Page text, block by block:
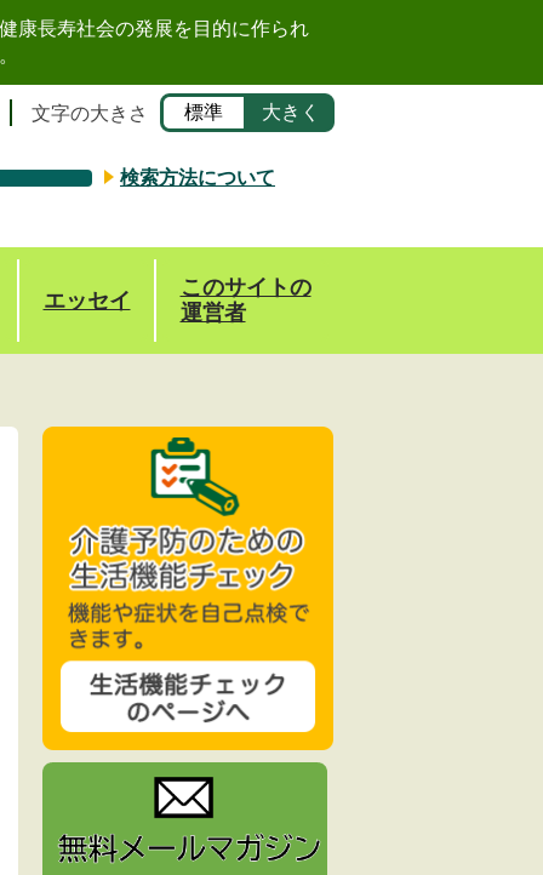
文字の大きさ 標準 大きく
検索方法について
康長寿社会の発展を目的に作られ
エッセイ
このサイトの
運営者